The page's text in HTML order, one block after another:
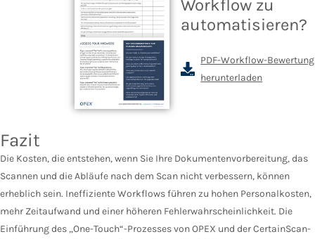
Workflow zu
automatisieren?
PDF-Workflow-Bewertung
herunterladen
Fazit
Die Kosten, die entstehen, wenn Sie Ihre Dokumentenvorbereitung, das
Scannen und die Abläufe nach dem Scan nicht verbessern, können
erheblich sein. Ineffiziente Workflows führen zu hohen Personalkosten,
mehr Zeitaufwand und einer höheren Fehlerwahrscheinlichkeit. Die
Einführung des „One-Touch“-Prozesses von OPEX und der CertainScan-